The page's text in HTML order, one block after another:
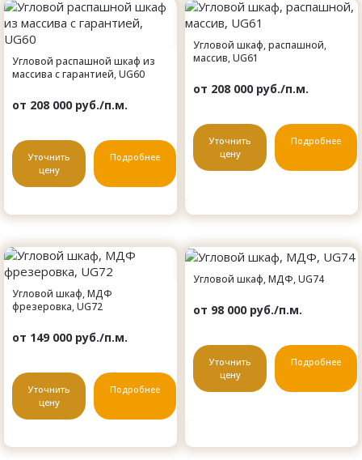
Угловой распашной шкаф из
массива с гарантией, UG60
от 208 000 руб./п.м.
Уточнить
цену
Подробнее
Угловой шкаф, распашной,
массив, UG61
от 208 000 руб./п.м.
Уточнить
цену
Подробнее
Угловой шкаф, МДФ
фрезеровка, UG72
от 149 000 руб./п.м.
Уточнить
цену
Подробнее
Угловой шкаф, МДФ, UG74
от 98 000 руб./п.м.
Уточнить
цену
Подробнее